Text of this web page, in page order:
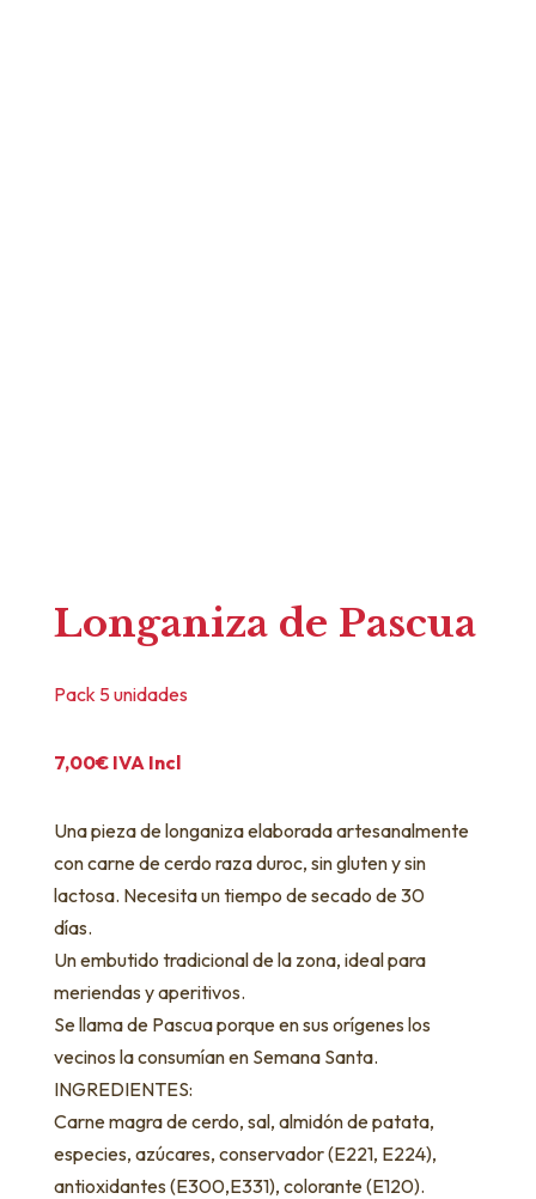
Longaniza de Pascua
Pack 5 unidades
7,00€ IVA Incl
Una pieza de longaniza elaborada artesanalmente
con carne de cerdo raza duroc, sin gluten y sin
lactosa. Necesita un tiempo de secado de 30
días.
Un embutido tradicional de la zona, ideal para
meriendas y aperitivos.
Se llama de Pascua porque en sus orígenes los
vecinos la consumían en Semana Santa.
INGREDIENTES:
Carne magra de cerdo, sal, almidón de patata,
especies, azúcares, conservador (E221, E224),
antioxidantes (E300,E331), colorante (E120).